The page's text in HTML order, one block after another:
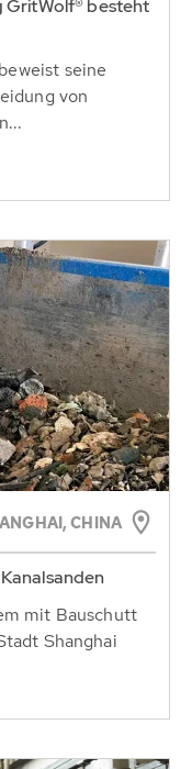
GritWolf® besteht
seine
von
CHINA
mit Bauschutt
Shanghai